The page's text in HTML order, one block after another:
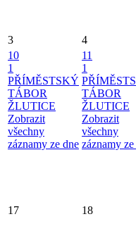
3 4
10
1
PŘÍMĚSTSKÝ
TÁBOR
ŽLUTICE
Zobrazit
všechny
záznamy ze dne
11
1
TÁBOR
ŽLUTICE
Zobrazit
všechny
záznamy
17 18